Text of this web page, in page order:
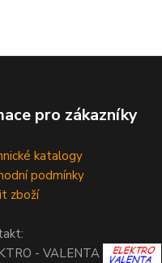
pro zákazníky
katalogy
podmínky
zboží
- VALENTA